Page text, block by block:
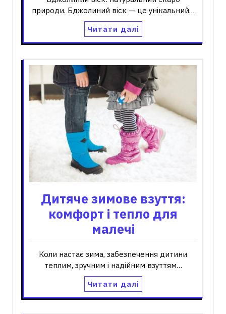
природи. Бджолиний віск — це унікальний…
Читати далі
Дитяче зимове взуття:
комфорт і тепло для
малечі
Коли настає зима, забезпечення дитини
теплим, зручним і надійним взуттям…
Читати далі